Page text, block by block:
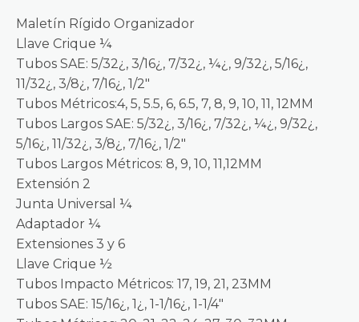
Maletín Rígido Organizador
Llave Crique ¼
Tubos SAE: 5/32¿, 3/16¿, 7/32¿, ¼¿, 9/32¿, 5/16¿,
11/32¿, 3/8¿, 7/16¿, 1/2″
Tubos Métricos:4, 5, 5.5, 6, 6.5, 7, 8, 9, 10, 11, 12MM
Tubos Largos SAE: 5/32¿, 3/16¿, 7/32¿, ¼¿, 9/32¿,
5/16¿, 11/32¿, 3/8¿, 7/16¿, 1/2″
Tubos Largos Métricos: 8, 9, 10, 11,12MM
Extensión 2
Junta Universal ¼
Adaptador ¼
Extensiones 3 y 6
Llave Crique ½
Tubos Impacto Métricos: 17, 19, 21, 23MM
Tubos SAE: 15/16¿, 1¿, 1-1/16¿, 1-1/4″